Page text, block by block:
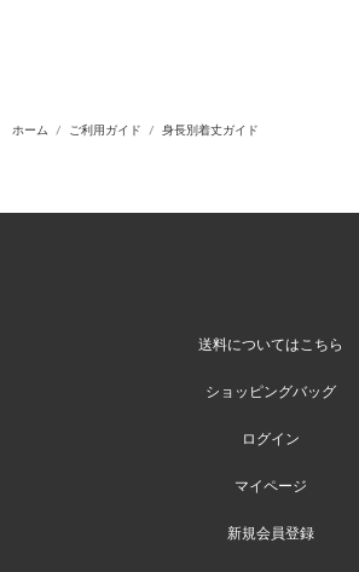
ホーム ご利用ガイド 身長別着丈ガイド
送料についてはこちら
ショッピングバッグ
ログイン
マイページ
新規会員登録